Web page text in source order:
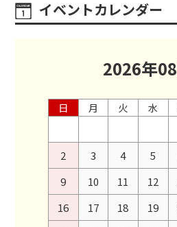
イベントカレンダー
2026年08
日 月 火 水
2
3 4 5
9
10 11 12
16
17 18 19